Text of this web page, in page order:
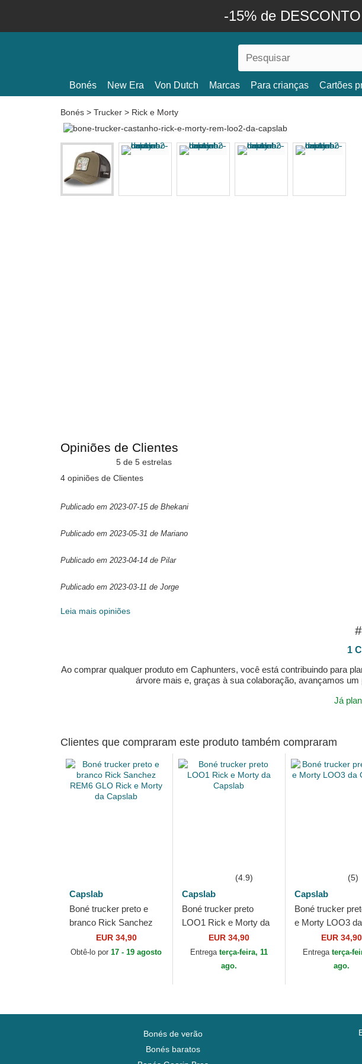
-15% de
Bonés New Era Von Dutch Marcas Para crianças Cartões
Bonés > Trucker > Rick e Morty
Opiniões de Clientes
5 de 5 estrelas
4 opiniões de Clientes
Publicado em 2023-07-15 de Bhekani
Publicado em 2023-05-31 de Mariano
Publicado em 2023-04-14 de Pilar
Publicado em 2023-03-11 de Jorge
Leia mais opiniões
1
Ao comprar qualquer produto em Caphunters, você está contribuindo para
árvore mais e, graças à sua colaboração, avançamos
Já
Clientes que compraram este produto também compraram
Capslab
Boné trucker preto e
branco Rick Sanchez
REM6 GLO Rick e
Morty da Capslab
EUR 34,90
Obtê-lo por17 - 19 agosto
(4.9)
Capslab
Boné trucker preto
LOO1 Rick e Morty da
CapslabEUR 34,90
Entrega terça-feira, 11
ago.
(5)
Capslab
Boné trucker
e Morty LOO3 da
CapslabEUR 34,90
Entrega terça-
ago.
Bonés de verão
Bonés baratos